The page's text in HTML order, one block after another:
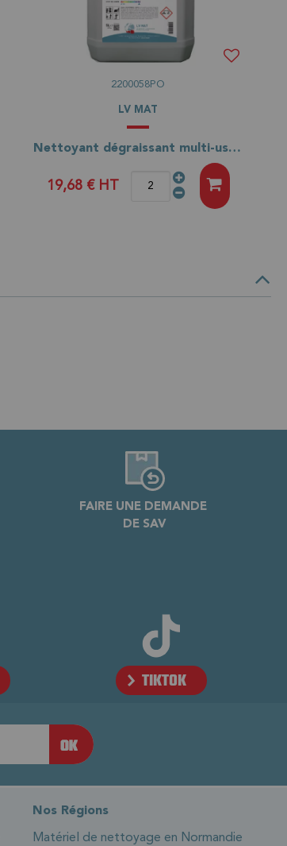
2200058PO
LV MAT
Nettoyant dégraissant multi-usage LV NET + 5L
19,68 € HT
FAIRE UNE DEMANDE
DE SAV
TIKTOK
Nos Régions
Matériel de nettoyage en Normandie